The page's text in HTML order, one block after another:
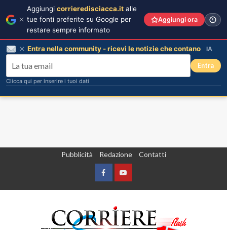
Pubblicità Redazione Contatti
FacebookYountube
Aggiungi corrieredisciacca.it alle
tue fonti preferite su Google per
restare sempre informato
Aggiungi ora
Entra nella community - ricevi le notizie che contano IA
Entra
Clicca qui per inserire i tuoi dati